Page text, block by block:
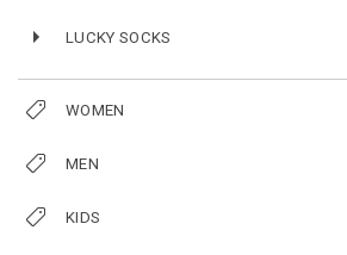
LUCKY SOCKS
WOMEN
MEN
KIDS